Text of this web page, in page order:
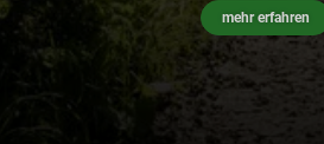
mehr erfahren